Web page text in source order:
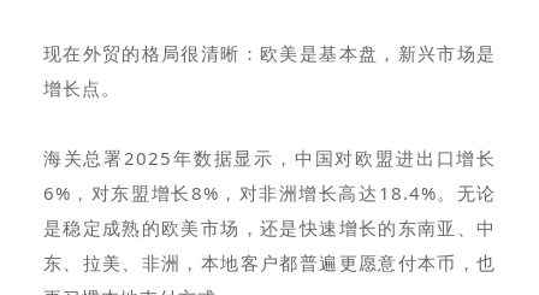
现在外贸的格局很清晰：欧美是基本盘，新兴市场是
增长点。
海关总署2025年数据显示，中国对欧盟进出口增长
6%，对东盟增长8%，对非洲增长高达18.4%。无论
是稳定成熟的欧美市场，还是快速增长的东南亚、中
东、拉美、非洲，本地客户都普遍更愿意付本币，也